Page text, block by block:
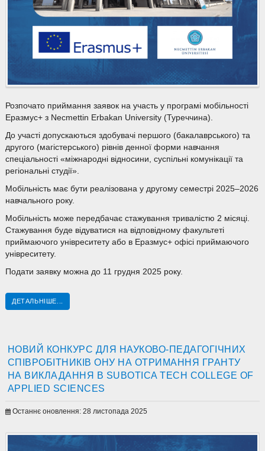
Розпочато приймання заявок на участь у програмі мобільності
Еразмус+ з Necmettin Erbakan University (Туреччина).
До участі допускаються здобувачі першого (бакалаврського) та
другого (магістерського) рівнів денної форми навчання
спеціальності «міжнародні відносини, суспільні комунікації та
регіональні студії».
Мобільність має бути реалізована у другому семестрі 2025–2026
навчального року.
Мобільність може передбачає стажування тривалістю 2 місяці.
Стажування буде відуватися на відповідному факультеті
приймаючого унівреситету або в Еразмус+ офісі приймаючого
унівреситету.
Подати заявку можна до 11 грудня 2025 року.
ДЕТАЛЬНІШЕ...
НОВИЙ КОНКУРС ДЛЯ НАУКОВО-ПЕДАГОГІЧНИХ
СПІВРОБІТНИКІВ ОНУ НА ОТРИМАННЯ ГРАНТУ
НА ВИКЛАДАННЯ В SUBOTICA TECH COLLEGE OF
APPLIED SCIENCES
Останнє оновлення: 28 листопада 2025